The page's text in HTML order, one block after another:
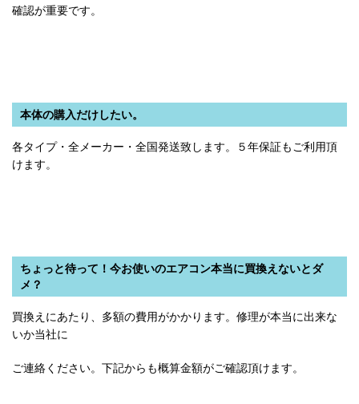
確認が重要です。
本体の購入だけしたい。
各タイプ・全メーカー・全国発送致します。５年保証もご利用頂
けます。
ちょっと待って！今お使いのエアコン本当に買換えないとダ
メ？
買換えにあたり、多額の費用がかかります。修理が本当に出来な
いか当社に
ご連絡ください。下記からも概算金額がご確認頂けます。